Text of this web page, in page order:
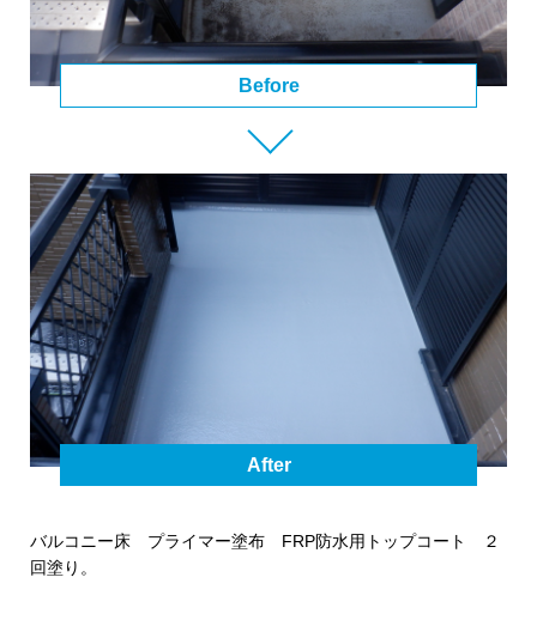
Before
After
バルコニー床 プライマー塗布 FRP防水用トップコート ２
回塗り。